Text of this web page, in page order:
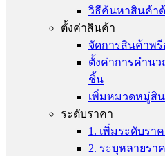
วิธีค้นหาสินค้า
ตั้งค่าสินค้า
จัดการสินค้าพรี
ตั้งค่าการคำน
ชิ้น
เพิ่มหมวดหมู่สิ
ระดับราคา
1. เพิ่มระดับรา
2. ระบุหลายรา